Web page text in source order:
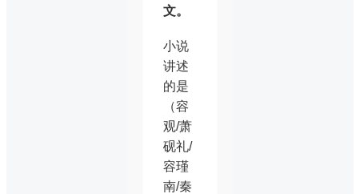
文。
小说
讲述
的是
（容
观/萧
砚礼/
容瑾
南/秦